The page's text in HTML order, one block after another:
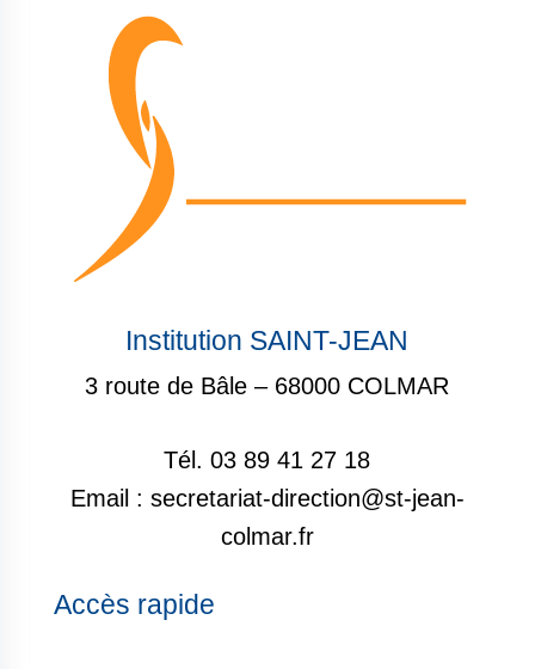
Institution SAINT-JEAN
3 route de Bâle – 68000 COLMAR
Tél. 03 89 41 27 18
Email : secretariat-direction@st-jean-
colmar.fr
Accès rapide